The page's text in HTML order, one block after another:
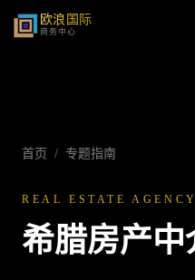
欧浪国际
商务中心
首页 / 专题指南
REAL ESTATE AGENCY
希腊房产